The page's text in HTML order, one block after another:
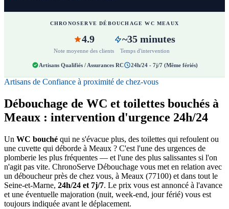
CHRONOSERVE DÉBOUCHAGE WC MEAUX
4.9
Note moyenne des clients
~35 minutes
Temps d'intervention
Artisans Qualifiés / Assurances RC 24h/24 - 7j/7 (Même fériés)
Artisans de Confiance à proximité de chez-vous
Débouchage de WC et toilettes bouchés à
Meaux : intervention d'urgence 24h/24
Un WC bouché qui ne s'évacue plus, des toilettes qui refoulent ou
une cuvette qui déborde à Meaux ? C'est l'une des urgences de
plomberie les plus fréquentes — et l'une des plus salissantes si l'on
n'agit pas vite. ChronoServe Débouchage vous met en relation avec
un déboucheur près de chez vous, à Meaux (77100) et dans tout le
Seine-et-Marne, 24h/24 et 7j/7. Le prix vous est annoncé à l'avance
et une éventuelle majoration (nuit, week-end, jour férié) vous est
toujours indiquée avant le déplacement.